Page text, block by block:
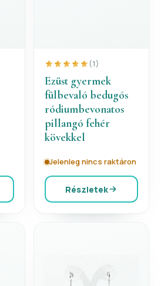
(1)
Ezüst gyermek
fülbevaló bedugós
ródiumbevonatos
pillangó fehér
kövekkel
Jelenleg nincs raktáron
Részletek